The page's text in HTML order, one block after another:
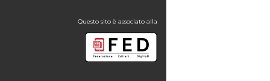
Questo sito è associato alla